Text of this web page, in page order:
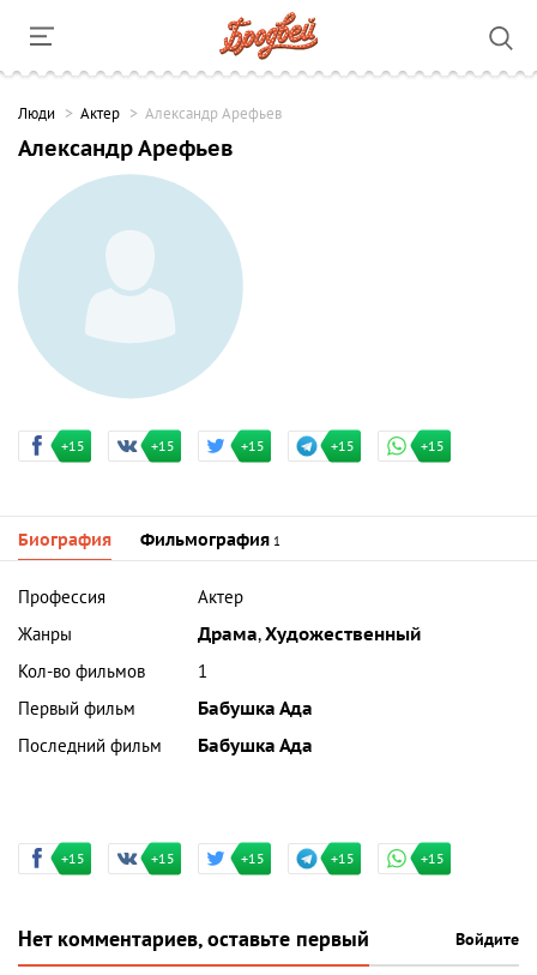
Люди Актер Александр Арефьев
Александр Арефьев
+15 +15 +15 +15 +15
Биография Фильмография 1
Профессия
Актер
Жанры
Драма,Художественный
Кол-во фильмов
1
Первый фильм
Бабушка Ада
Последний фильм
Бабушка Ада
+15 +15 +15 +15 +15
Нет комментариев, оставьте первый Войдите